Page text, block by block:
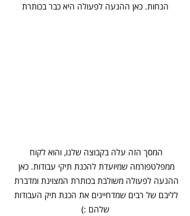
הנחות. כאן ההנעה לפעולה היא כבר בכותרת
המסך הזה עלה בקבוצה שלנו, והוא לקוח
ממפלטפורמה שמיועדת להכנת תיקי עבודות. כאן
ההנעה לפעולה משולבת בכותרת המצוינת ומדברת
לליבם של רבים שמדחיינים את הכנת תיק העבודות
שלהם :)